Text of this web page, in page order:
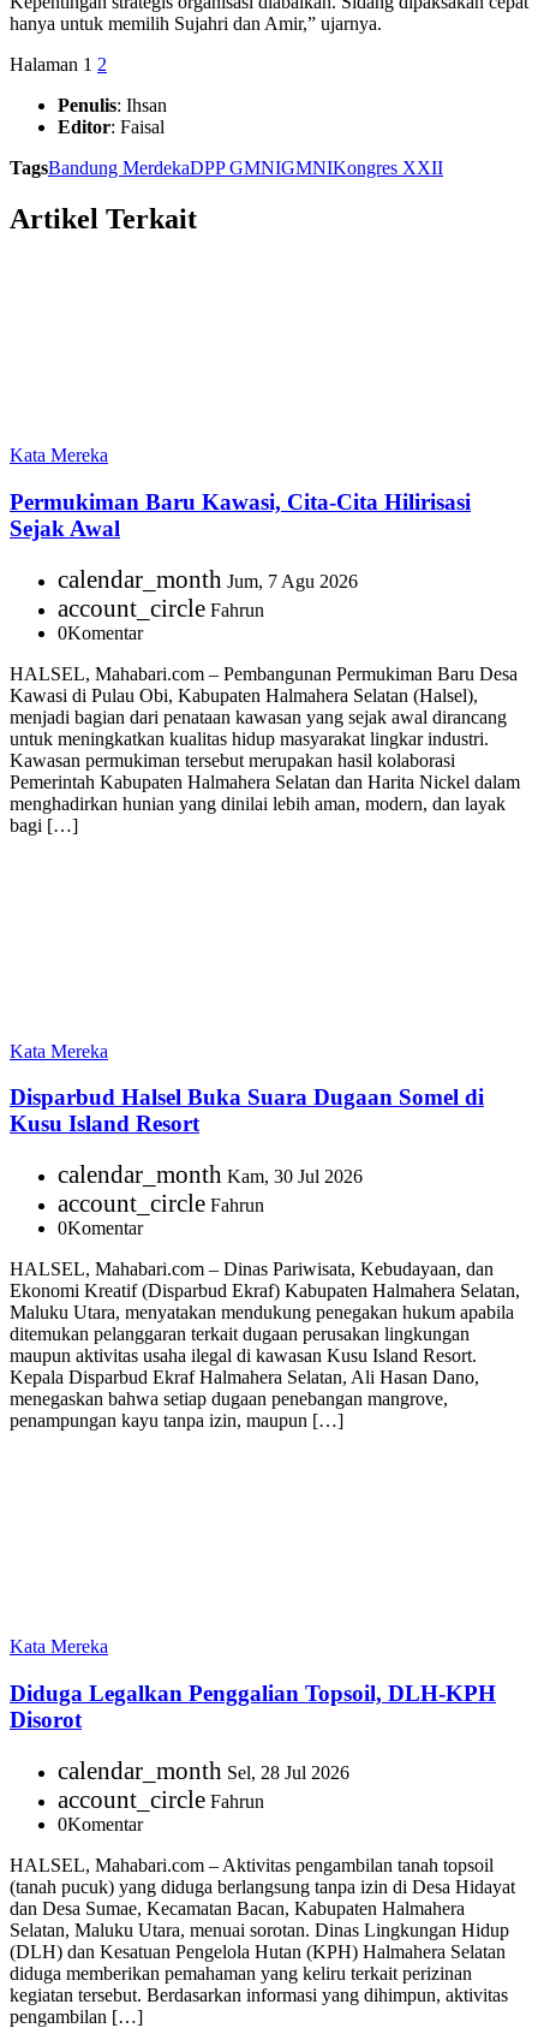
hanya untuk memilih Sujahri dan Amir,” ujarnya.
Halaman 1 2
Penulis: Ihsan
Editor: Faisal
TagsBandung MerdekaDPP GMNIGMNIKongres XXII
Artikel Terkait
Kata Mereka
Permukiman Baru Kawasi, Cita-Cita Hilirisasi
Sejak Awal
calendar_month Jum, 7 Agu 2026
account_circle Fahrun
0Komentar
HALSEL, Mahabari.com – Pembangunan Permukiman Baru Desa
Kawasi di Pulau Obi, Kabupaten Halmahera Selatan (Halsel),
menjadi bagian dari penataan kawasan yang sejak awal dirancang
untuk meningkatkan kualitas hidup masyarakat lingkar industri.
Kawasan permukiman tersebut merupakan hasil kolaborasi
Pemerintah Kabupaten Halmahera Selatan dan Harita Nickel dalam
menghadirkan hunian yang dinilai lebih aman, modern, dan layak
bagi […]
Kata Mereka
Disparbud Halsel Buka Suara Dugaan Somel di
Kusu Island Resort
calendar_month Kam, 30 Jul 2026
account_circle Fahrun
0Komentar
HALSEL, Mahabari.com – Dinas Pariwisata, Kebudayaan, dan
Ekonomi Kreatif (Disparbud Ekraf) Kabupaten Halmahera Selatan,
Maluku Utara, menyatakan mendukung penegakan hukum apabila
ditemukan pelanggaran terkait dugaan perusakan lingkungan
maupun aktivitas usaha ilegal di kawasan Kusu Island Resort.
Kepala Disparbud Ekraf Halmahera Selatan, Ali Hasan Dano,
menegaskan bahwa setiap dugaan penebangan mangrove,
penampungan kayu tanpa izin, maupun […]
Kata Mereka
Diduga Legalkan Penggalian Topsoil, DLH-KPH
Disorot
calendar_month Sel, 28 Jul 2026
account_circle Fahrun
0Komentar
HALSEL, Mahabari.com – Aktivitas pengambilan tanah topsoil
(tanah pucuk) yang diduga berlangsung tanpa izin di Desa Hidayat
dan Desa Sumae, Kecamatan Bacan, Kabupaten Halmahera
Selatan, Maluku Utara, menuai sorotan. Dinas Lingkungan Hidup
(DLH) dan Kesatuan Pengelola Hutan (KPH) Halmahera Selatan
diduga memberikan pemahaman yang keliru terkait perizinan
kegiatan tersebut. Berdasarkan informasi yang dihimpun, aktivitas
pengambilan […]